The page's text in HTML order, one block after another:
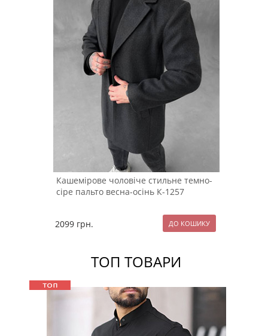
Кашемірове чоловіче стильне темно-
сіре пальто весна-осінь К-1257
2099 грн.
ТОП ТОВАРИ